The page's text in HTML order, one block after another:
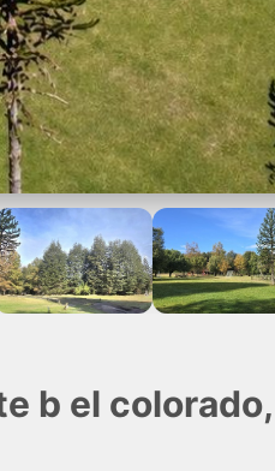
b el colorado,